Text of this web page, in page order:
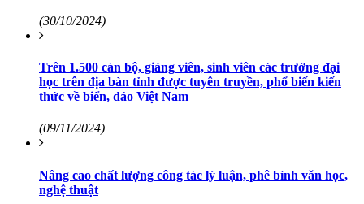
(30/10/2024)
Trên 1.500 cán bộ, giảng viên, sinh viên các trường đại
học trên địa bàn tỉnh được tuyên truyền, phổ biến kiến
thức về biển, đảo Việt Nam
(09/11/2024)
Nâng cao chất lượng công tác lý luận, phê bình văn học,
nghệ thuật